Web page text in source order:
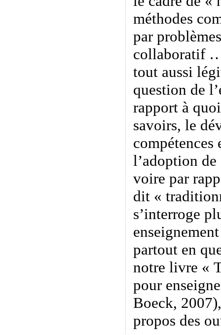
méthodes
par
collaboratif
tout aussi
question de
rapport à
savoirs, le
compétences
l’adoption
voire par
dit «
s’interroge
partout en
notre livre «
pour
Boeck,
propos des